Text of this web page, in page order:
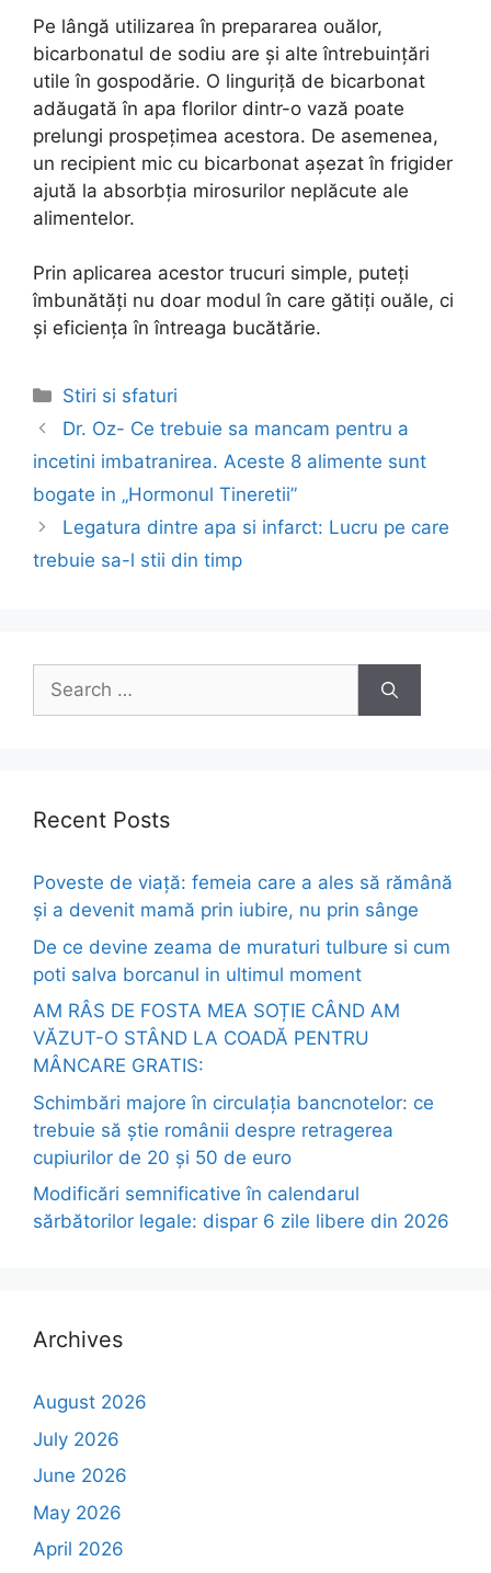
Pe lângă utilizarea în prepararea ouălor,
bicarbonatul de sodiu are și alte întrebuințări
utile în gospodărie. O linguriță de bicarbonat
adăugată în apa florilor dintr-o vază poate
prelungi prospețimea acestora. De asemenea,
un recipient mic cu bicarbonat așezat în frigider
ajută la absorbția mirosurilor neplăcute ale
alimentelor.
Prin aplicarea acestor trucuri simple, puteți
îmbunătăți nu doar modul în care gătiți ouăle, ci
și eficiența în întreaga bucătărie.
Categories
Stiri si sfaturi
Post
navigation
Dr. Oz- Ce trebuie sa mancam pentru a
incetini imbatranirea. Aceste 8 alimente sunt
bogate in „Hormonul Tineretii”
Legatura dintre apa si infarct: Lucru pe care
trebuie sa-l stii din timp
Search
for:
Recent Posts
Poveste de viață: femeia care a ales să rămână
și a devenit mamă prin iubire, nu prin sânge
De ce devine zeama de muraturi tulbure si cum
poti salva borcanul in ultimul moment
AM RÂS DE FOSTA MEA SOȚIE CÂND AM
VĂZUT-O STÂND LA COADĂ PENTRU
MÂNCARE GRATIS:
Schimbări majore în circulația bancnotelor: ce
trebuie să știe românii despre retragerea
cupiurilor de 20 și 50 de euro
Modificări semnificative în calendarul
sărbătorilor legale: dispar 6 zile libere din 2026
Archives
August 2026
July 2026
June 2026
May 2026
April 2026